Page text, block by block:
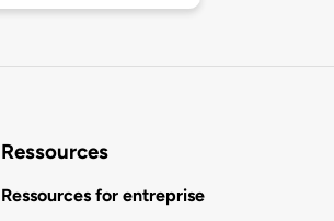
Ressources
Ressources for entreprise